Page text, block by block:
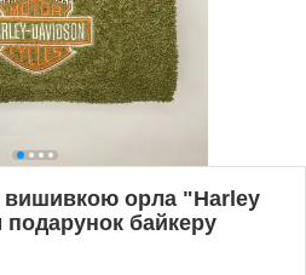
вишивкою орла "Harley
байкеру